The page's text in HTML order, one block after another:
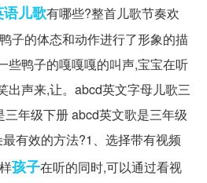
语儿歌有哪些?整首儿歌节奏欢
子的体态和动作进行了形象的描
些鸭子的嘎嘎嘎的叫声,宝宝在听
出声来,让。abcd英文字母儿歌三
年级下册 abcd英文歌是三年级
有效的方法?1、选择带有视频
孩子在听的同时,可以通过看视